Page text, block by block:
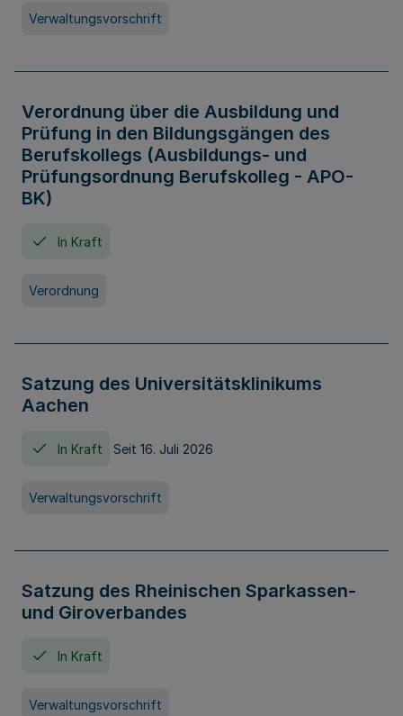
Verwaltungsvorschrift
Verordnung über die Ausbildung und
Prüfung in den Bildungsgängen des
Berufskollegs (Ausbildungs- und
Prüfungsordnung Berufskolleg - APO-
BK)
In Kraft
Verordnung
Satzung des Universitätsklinikums
Aachen
In Kraft Seit 16. Juli 2026
Verwaltungsvorschrift
Satzung des Rheinischen Sparkassen-
und Giroverbandes
In Kraft
Verwaltungsvorschrift